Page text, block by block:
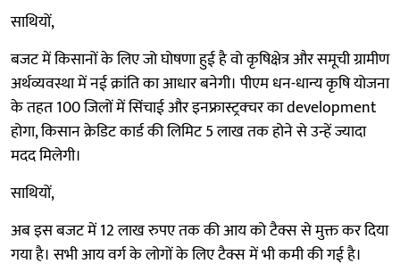
साथियों,
बजट में किसानों के लिए जो घोषणा हुई है वो कृषिक्षेत्र और समूची ग्रामीण
अर्थव्यवस्था में नई क्रांति का आधार बनेगी। पीएम धन-धान्य कृषि योजना
के तहत 100 जिलों में सिंचाई और इनफ्रास्ट्रक्चर का development
होगा, किसान क्रेडिट कार्ड की लिमिट 5 लाख तक होने से उन्हें ज्यादा
मदद मिलेगी।
साथियों,
अब इस बजट में 12 लाख रुपए तक की आय को टैक्स से मुक्त कर दिया
गया है। सभी आय वर्ग के लोगों के लिए टैक्स में भी कमी की गई है।